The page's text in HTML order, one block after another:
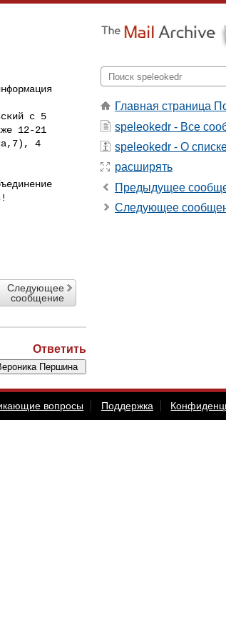
с 5
12-21
4
Следующее
сообщение
Ответить
Главная страница
speleokedr - Все
speleokedr - О
расширять
Предыдущее
Следующее
вопросы Поддержка